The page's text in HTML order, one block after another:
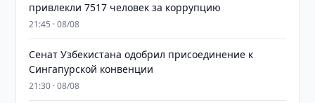
привлекли 7517 человек за коррупцию
21:45 · 08/08
Сенат Узбекистана одобрил присоединение к
Сингапурской конвенции
21:30 · 08/08